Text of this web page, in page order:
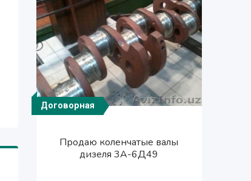
Договорная
Продаю коленчатые валы
дизеля 3А-6Д49
Договорная
Продаю коленчатые валы
дизеля 3А-6Д49
Договорная
Продаю коленчатые валы
дизеля 3А-6Д49